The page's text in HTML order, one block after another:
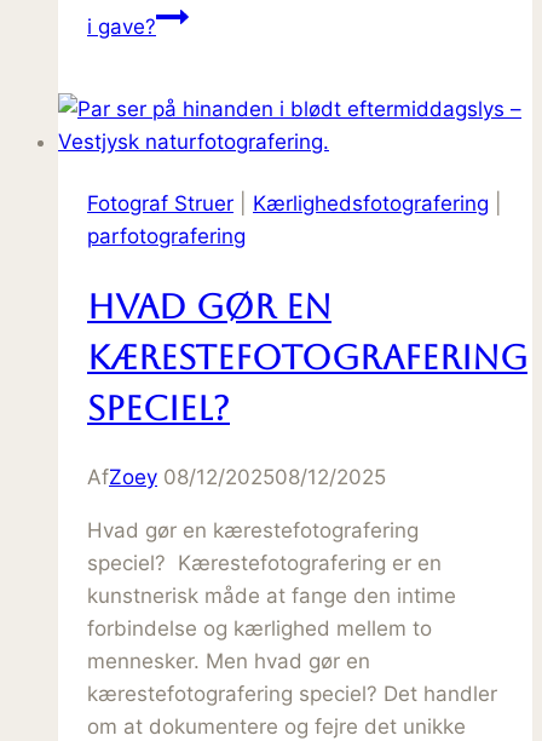
i gave?
Fotograf Struer Kærlighedsfotografering
parfotografering
Hvad gør en
kærestefotografering
speciel?
AfZoey 08/12/202508/12/2025
Hvad gør en kærestefotografering
speciel? Kærestefotografering er en
kunstnerisk måde at fange den intime
forbindelse og kærlighed mellem to
mennesker. Men hvad gør en
kærestefotografering speciel? Det handler
om at dokumentere og fejre det unikke